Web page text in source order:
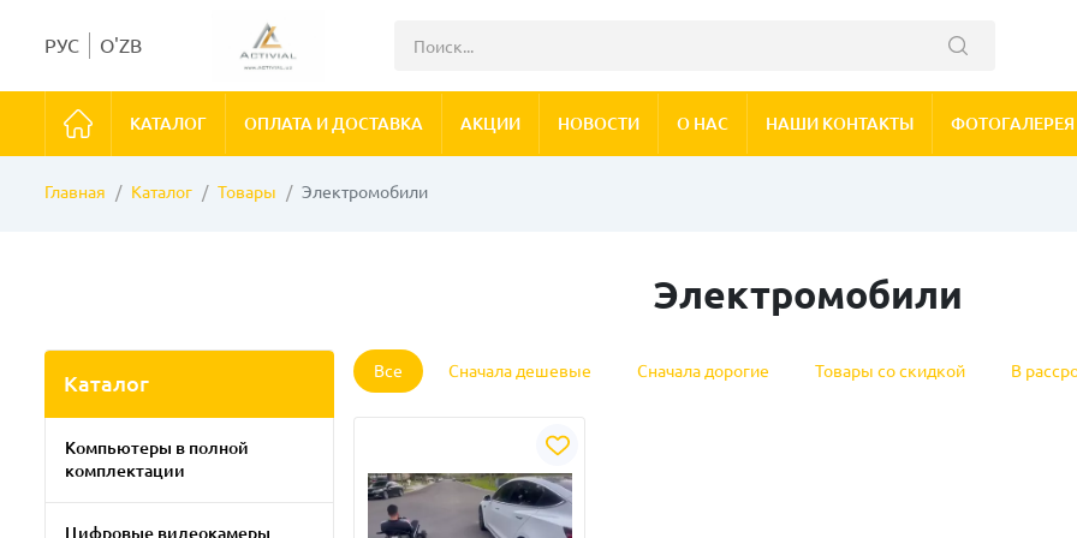
РУС O'ZB
КАТАЛОГ ОПЛАТА И ДОСТАВКА АКЦИИ НОВОСТИ О НАС НАШИ КОНТАКТЫ ФОТОГАЛЕРЕЯ
Главная Каталог Товары Электромобили
Электромобили
Каталог
Компьютеры в полной
комплектации
Цифровые видеокамеры
Все Сначала дешевые Сначала дорогие Товары со скидкой В